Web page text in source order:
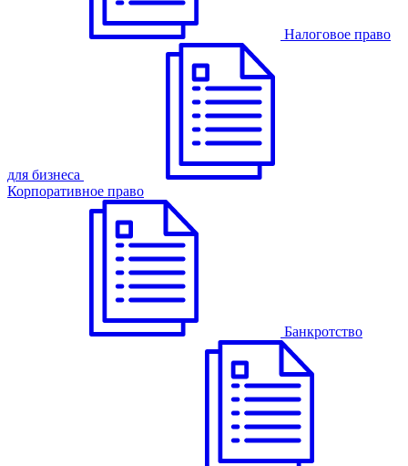
Налоговое право
для бизнеса
Корпоративное право
Банкротство